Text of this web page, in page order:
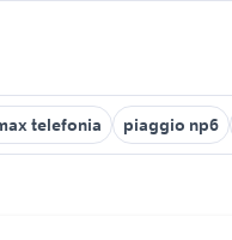
telefonia piaggio np6